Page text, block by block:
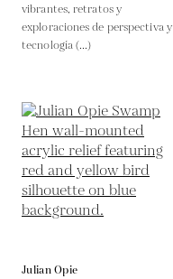
vibrantes, retratos y
exploraciones de perspectiva y
tecnología (...)
Julian Opie